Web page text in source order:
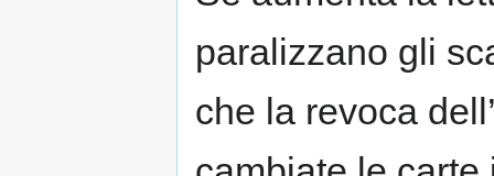
paralizzano gli
che la revoca